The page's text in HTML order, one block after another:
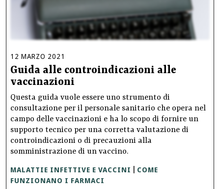
12 MARZO 2021
Guida alle controindicazioni alle
vaccinazioni
Questa guida vuole essere uno strumento di
consultazione per il personale sanitario che opera nel
campo delle vaccinazioni e ha lo scopo di fornire un
supporto tecnico per una corretta valutazione di
controindicazioni o di precauzioni alla
somministrazione di un vaccino.
MALATTIE INFETTIVE E VACCINI
COME
FUNZIONANO I FARMACI